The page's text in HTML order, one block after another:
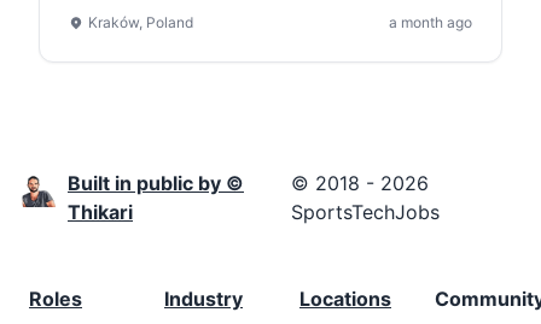
Kraków, Poland a month ago
Built in public by ©
Thikari
© 2018 - 2026
SportsTechJobs
Roles
Industry
Locations